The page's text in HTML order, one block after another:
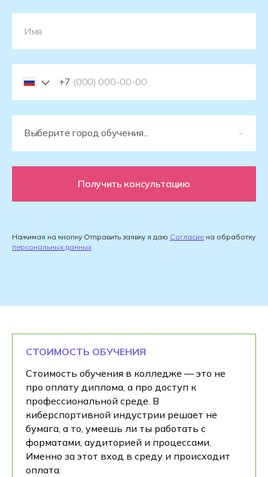
+7
Получить консультацию
Нажимая на кнопку Отправить заявку я даю Согласие на обработку
персональных данных
СТОИМОСТЬ ОБУЧЕНИЯ
Стоимость обучения в колледже — это не
про оплату диплома, а про доступ к
профессиональной среде. В
киберспортивной индустрии решает не
бумага, а то, умеешь ли ты работать с
форматами, аудиторией и процессами.
Именно за этот вход в среду и происходит
оплата.